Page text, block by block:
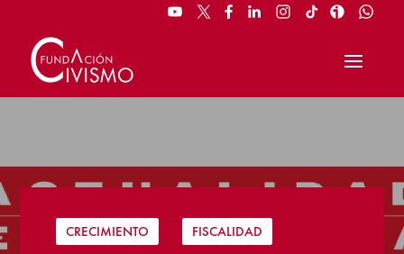
CRECIMIENTO FISCALIDAD